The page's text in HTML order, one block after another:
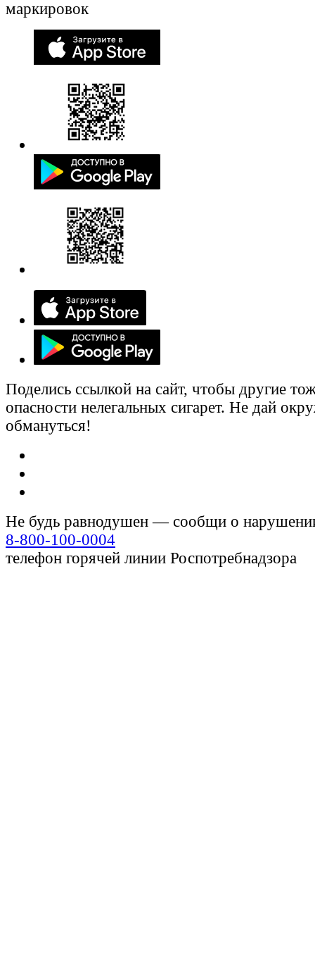
маркировок
Поделись ссылкой на сайт, чтобы другие
опасности нелегальных сигарет. Не дай
обмануться!
Не будь равнодушен — сообщи о
8-800-100-0004
телефон горячей линии Роспотребнадзора